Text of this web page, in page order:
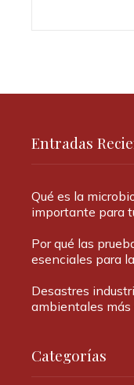
Entradas
Qué es la
importante para
Por qué las
esenciales para
Desastres
ambientales más
Categorías